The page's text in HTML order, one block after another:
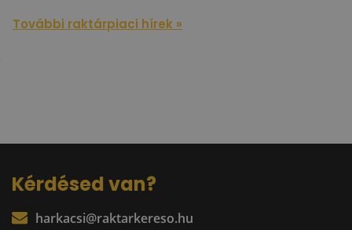
További raktárpiaci hírek »
Kérdésed van?
harkacsi@raktarkereso.hu